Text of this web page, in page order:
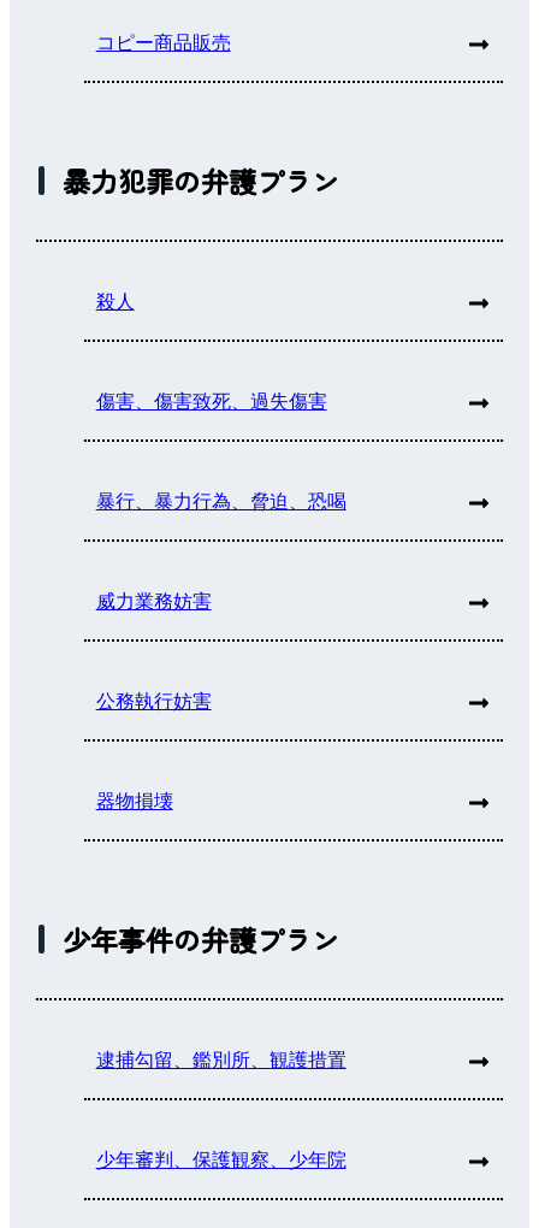
コピー商品販売
暴力犯罪の弁護プラン
殺人
傷害、傷害致死、過失傷害
暴行、暴力行為、脅迫、恐喝
威力業務妨害
公務執行妨害
器物損壊
少年事件の弁護プラン
逮捕勾留、鑑別所、観護措置
少年審判、保護観察、少年院